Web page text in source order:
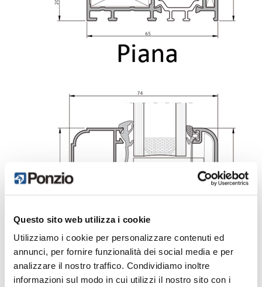
Questo sito web utilizza i cookie
Utilizziamo i cookie per personalizzare contenuti ed
annunci, per fornire funzionalità dei social media e per
analizzare il nostro traffico. Condividiamo inoltre
informazioni sul modo in cui utilizzi il nostro sito con i